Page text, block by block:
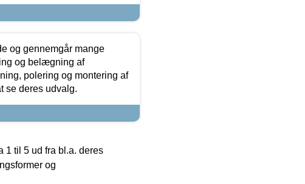
og gennemgår mange
og belægning af
polering og montering af
se deres udvalg.
1 til 5 ud fra bl.a. deres
og